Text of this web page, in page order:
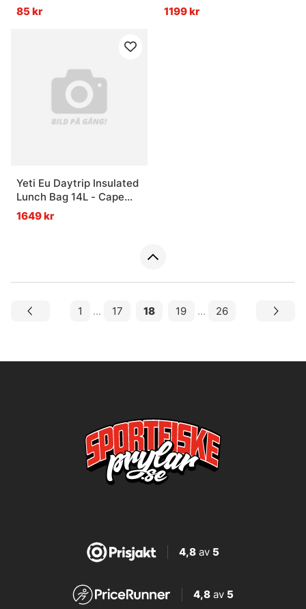
85 kr
1199 kr
Yeti Eu Daytrip Insulated
Lunch Bag 14L - Cape
Taupe
1649 kr
1 ... 17 18 19 ... 26
4,8av 5
4,8 av 5